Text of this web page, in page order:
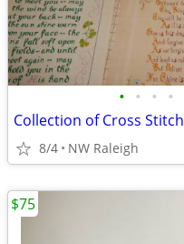
• • • •
Collection of Cross Stitch
8/4 NW Raleigh
$75